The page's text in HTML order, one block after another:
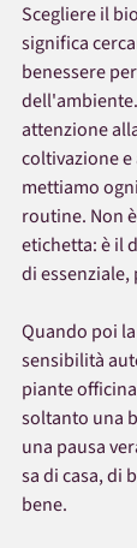
Scegliere il
significa
benessere
attenzione
coltivazione
mettiamo
routine. Non
etichetta: è il
di
Quando poi
sensibilità
piante
soltanto una
una pausa
sa di casa, di
bene.